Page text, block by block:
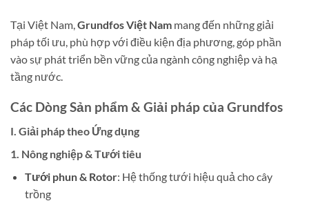
Tại Việt Nam, Grundfos Việt Nam mang đến những giải
pháp tối ưu, phù hợp với điều kiện địa phương, góp phần
vào sự phát triển bền vững của ngành công nghiệp và hạ
tầng nước.
Các Dòng Sản phẩm & Giải pháp của Grundfos
I. Giải pháp theo Ứng dụng
1. Nông nghiệp & Tưới tiêu
Tưới phun & Rotor: Hệ thống tưới hiệu quả cho cây
trồng